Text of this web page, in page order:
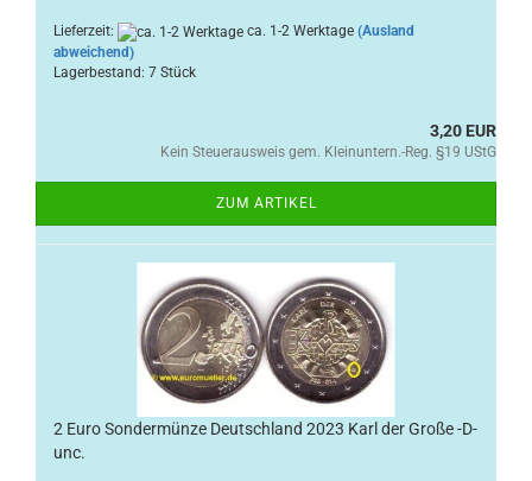
Lieferzeit: ca. 1-2 Werktage (Ausland
abweichend)
Lagerbestand: 7 Stück
3,20 EUR
Kein Steuerausweis gem. Kleinuntern.-Reg. §19 UStG
ZUM ARTIKEL
2 Euro Sondermünze Deutschland 2023 Karl der Große -D-
unc.